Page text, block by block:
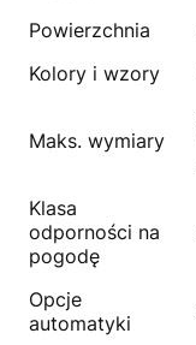
Powierzchnia
Kolory i wzory
Maks. wymiary
Klasa
odporności na
pogodę
Opcje
automatyki